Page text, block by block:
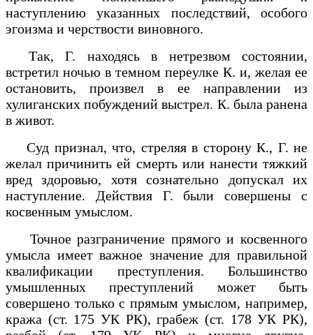
наступлению указанных последствий, особого
эгоизма и черствости виновного.
Так, Г. находясь в нетрезвом состоянии,
встретил ночью в темном переулке К. и, желая ее
остановить, произвел в ее направлении из
хулиганских побуждений выстрел. К. была ранена
в живот.
Суд признал, что, стреляя в сторону К., Г. не
желал причинить ей смерть или нанести тяжкий
вред здоровью, хотя сознательно допускал их
наступление. Действия Г. были совершены с
косвенным умыслом.
Точное разграничение прямого и косвенного
умысла имеет важное значение для правильной
квалификации преступления. Большинство
умышленных преступлений может быть
совершено только с прямым умыслом, например,
кража (ст. 175 УК РК), грабеж (ст. 178 УК РК),